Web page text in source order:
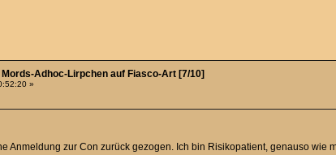
Adhoc-Lirpchen auf Fiasco-Art [7/10]
»
Anmeldung zur Con zurück gezogen. Ich bin Risikopatient, genauso wie